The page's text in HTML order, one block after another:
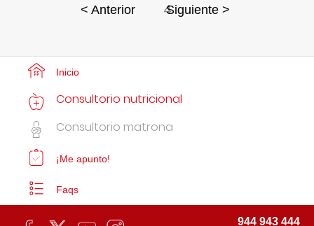
< Anterior 4
Siguiente >
Inicio
Consultorio nutricional
Consultorio matrona
¡Me apunto!
Faqs
944 943 444